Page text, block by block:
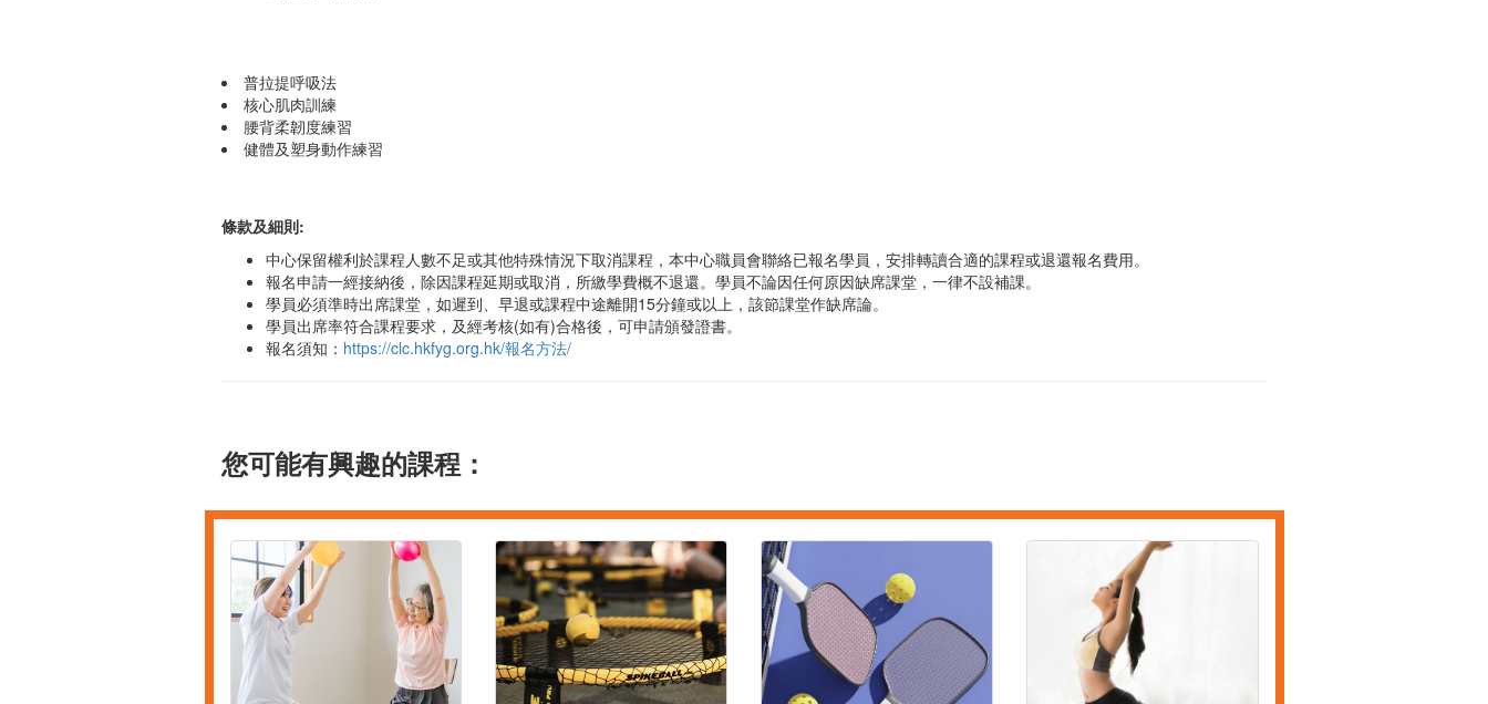
普拉提呼吸法
核心肌肉訓練
腰背柔韌度練習
健體及塑身動作練習
條款及細則:
中心保留權利於課程人數不足或其他特殊情況下取消課程，本中心職員會聯絡已報名學員，安排轉讀合適的課程或退還報名費用。
報名申請一經接納後，除因課程延期或取消，所繳學費概不退還。學員不論因任何原因缺席課堂，一律不設補課。
學員必須準時出席課堂，如遲到、早退或課程中途離開15分鐘或以上，該節課堂作缺席論。
學員出席率符合課程要求，及經考核(如有)合格後，可申請頒發證書。
報名須知： https://clc.hkfyg.org.hk/報名方法/
您可能有興趣的課程：